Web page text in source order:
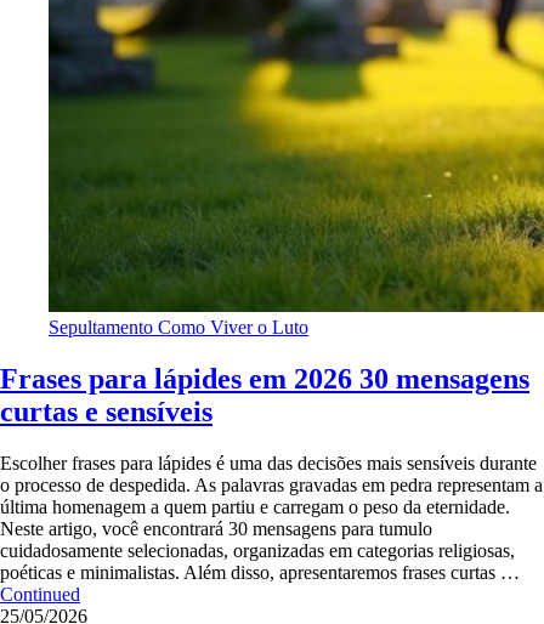
Sepultamento Como Viver o Luto
Frases para lápides em 2026 30 mensagens
curtas e sensíveis
Escolher frases para lápides é uma das decisões mais sensíveis durante
o processo de despedida. As palavras gravadas em pedra representam a
última homenagem a quem partiu e carregam o peso da eternidade.
Neste artigo, você encontrará 30 mensagens para tumulo
cuidadosamente selecionadas, organizadas em categorias religiosas,
poéticas e minimalistas. Além disso, apresentaremos frases curtas …
Continued
25/05/2026